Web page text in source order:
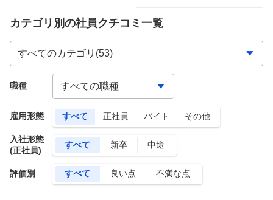
カテゴリ別の社員クチコミ一覧
雇用形態 すべて 正社員 バイト その他
入社形態
(正社員)
すべて 新卒 中途
評価別 すべて 良い点 不満な点
職種